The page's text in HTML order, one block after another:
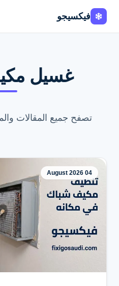
فيكسيجو
FixiGo
اطلب
تواصل
غسيل
تصفح جميع المقالات
04 August 2026